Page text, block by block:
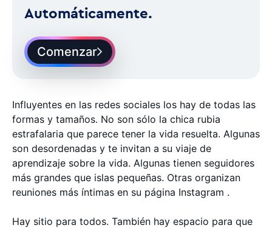
Automáticamente.
Comenzar
Influyentes en las redes sociales los hay de todas las
formas y tamaños. No son sólo la chica rubia
estrafalaria que parece tener la vida resuelta. Algunas
son desordenadas y te invitan a su viaje de
aprendizaje sobre la vida. Algunas tienen seguidores
más grandes que islas pequeñas. Otras organizan
reuniones más íntimas en su página Instagram .
Hay sitio para todos. También hay espacio para que